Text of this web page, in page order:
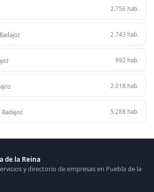
2.756 hab.
Badajoz 2.743 hab.
992 hab.
2.018 hab.
Badajoz 5.288 hab.
de la Reina
y directorio de empresas en Puebla de la